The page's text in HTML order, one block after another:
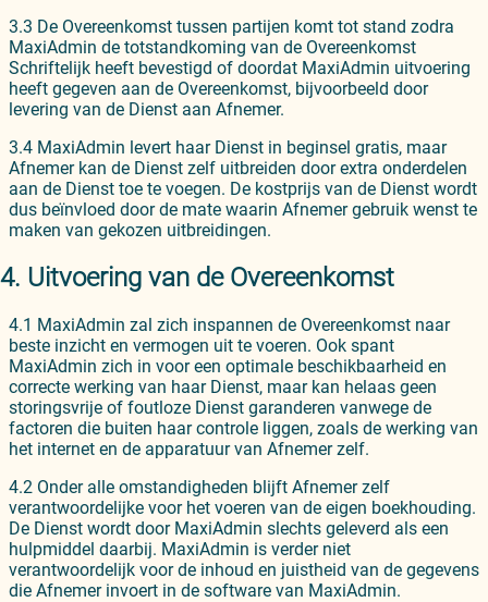
3.3 De Overeenkomst tussen partijen komt tot stand zodra
MaxiAdmin de totstandkoming van de Overeenkomst
Schriftelijk heeft bevestigd of doordat MaxiAdmin uitvoering
heeft gegeven aan de Overeenkomst, bijvoorbeeld door
levering van de Dienst aan Afnemer.
3.4 MaxiAdmin levert haar Dienst in beginsel gratis, maar
Afnemer kan de Dienst zelf uitbreiden door extra onderdelen
aan de Dienst toe te voegen. De kostprijs van de Dienst wordt
dus beïnvloed door de mate waarin Afnemer gebruik wenst te
maken van gekozen uitbreidingen.
4. Uitvoering van de Overeenkomst
4.1 MaxiAdmin zal zich inspannen de Overeenkomst naar
beste inzicht en vermogen uit te voeren. Ook spant
MaxiAdmin zich in voor een optimale beschikbaarheid en
correcte werking van haar Dienst, maar kan helaas geen
storingsvrije of foutloze Dienst garanderen vanwege de
factoren die buiten haar controle liggen, zoals de werking van
het internet en de apparatuur van Afnemer zelf.
4.2 Onder alle omstandigheden blijft Afnemer zelf
verantwoordelijke voor het voeren van de eigen boekhouding.
De Dienst wordt door MaxiAdmin slechts geleverd als een
hulpmiddel daarbij. MaxiAdmin is verder niet
verantwoordelijk voor de inhoud en juistheid van de gegevens
die Afnemer invoert in de software van MaxiAdmin.